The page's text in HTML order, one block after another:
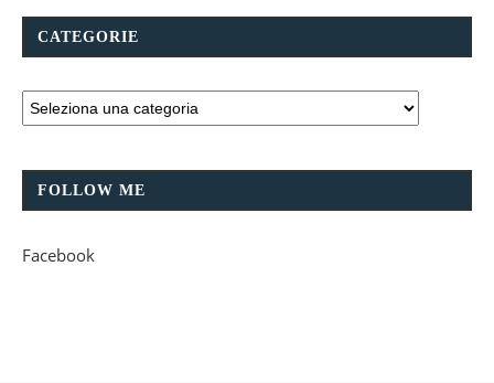
CATEGORIE
FOLLOW ME
Facebook